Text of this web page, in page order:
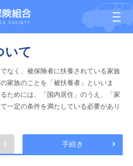
いて
なく、被保険者に扶養されている家族
家族のことを「被扶養者」といいま
ためには、「国内居住」のうえ、「家
一定の条件を満たしている必要があり
手続き